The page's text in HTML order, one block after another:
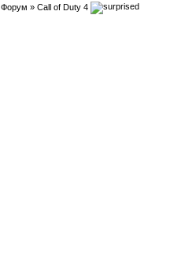
Форум » Call of Duty 4